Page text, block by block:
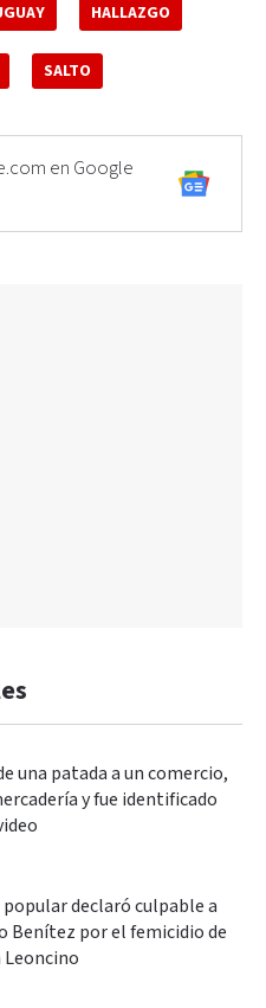
HALLAZGO
SALTO
en Google
una patada a un comercio,
y fue identificado
declaró culpable a
Benítez por el femicidio de
Leoncino